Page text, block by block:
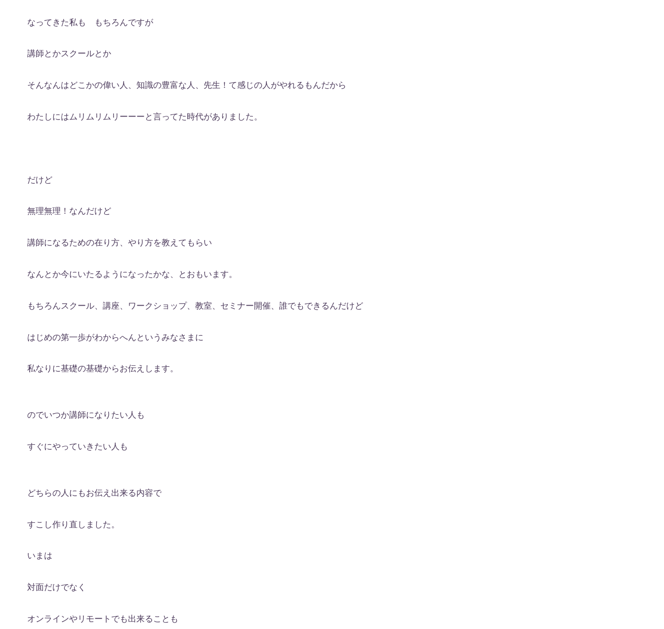
なってきた私も もちろんですが
講師とかスクールとか
そんなんはどこかの偉い人、知識の豊富な人、先生！て感じの人がやれるもんだから
わたしにはムリムリムリーーーと言ってた時代がありました。
だけど
無理無理！なんだけど
講師になるための在り方、やり方を教えてもらい
なんとか今にいたるようになったかな、とおもいます。
もちろんスクール、講座、ワークショップ、教室、セミナー開催、誰でもできるんだけど
はじめの第一歩がわからへんというみなさまに
私なりに基礎の基礎からお伝えします。
のでいつか講師になりたい人も
すぐにやっていきたい人も
どちらの人にもお伝え出来る内容で
すこし作り直しました。
いまは
対面だけでなく
オンラインやリモートでも出来ることも